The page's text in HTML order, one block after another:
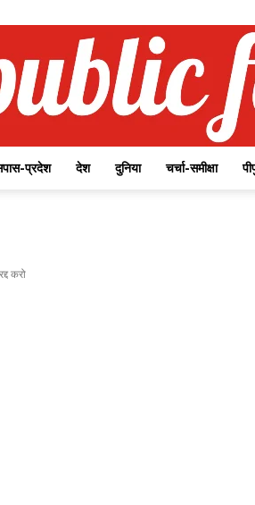
प्रदेश देश दुनिया चर्चा-समीक्षा
करो